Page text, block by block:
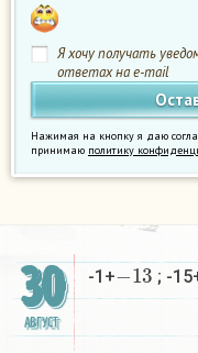
Я хочу получать
ответах на e-mail
Нажимая на кнопку я даю
принимаю политику
30
АВГУСТ
-1+
−13
; -